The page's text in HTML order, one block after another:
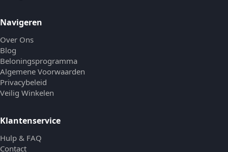
Navigeren
Over Ons
Blog
Beloningsprogramma
Algemene Voorwaarden
Privacybeleid
Veilig Winkelen
Klantenservice
Hulp & FAQ
Contact